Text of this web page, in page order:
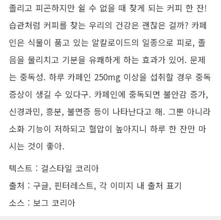
졸리고 피곤하지만 쉴 수 없을 때 찾게 되는 커피 한 잔!
습관처럼 커피를 찾는 우리의 건강은 괜찮은 걸까? 카페
인은 식물이 품고 있는 알칼로이드의 일종으로 피로, 졸
음을 물리치고 기분을 유쾌하게 하는 효과가 있어. 문제
는 중독성. 하루 카페인 250mg 이상을 섭취할 경우 중독
증상이 생길 수 있다구. 카페인에 중독되면 불안감 증가,
신경과민, 흥분, 불면증 등이 나타난다고 해. 그뿐 아니라
소화 기능이 저하되고 혈압이 높아지니 하루 한 잔만 마
시는 것이 좋아.
텍스트 : 걸스타일 코리아
출처 : 구글, 핀터레스트, 각 이미지 내 출처 표기
소스 : 보그 코리아